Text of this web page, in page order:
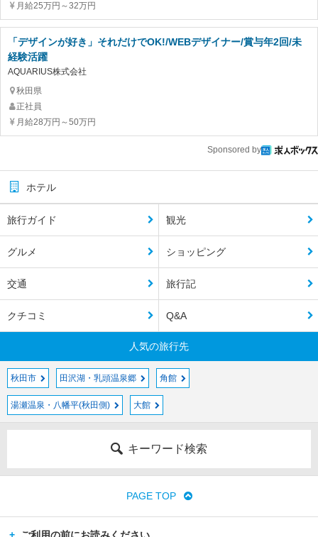
月給25万円～32万円
「デザインが好き」それだけでOK!/WEBデザイナー/賞与年2回/未
経験活躍
AQUARIUS株式会社
秋田県
正社員
月給28万円～50万円
Sponsored by
ホテル
旅行ガイド 観光
グルメ ショッピング
交通 旅行記
クチコミ Q&A
人気の旅行先
秋田市 田沢湖・乳頭温泉郷 角館
湯瀬温泉・八幡平(秋田側) 大館
キーワード検索
PAGE TOP